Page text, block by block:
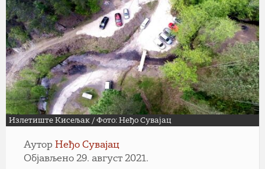
Излетиште Кисељак / Фото: Неђо Сувајац
Аутор Неђо Сувајац
Објављено 29. август 2021.